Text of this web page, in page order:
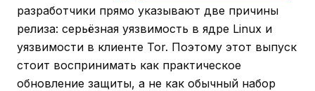
разработчики прямо указывают две причины
релиза: серьёзная уязвимость в ядре Linux и
уязвимости в клиенте Tor. Поэтому этот выпуск
стоит воспринимать как практическое
обновление защиты, а не как обычный набор